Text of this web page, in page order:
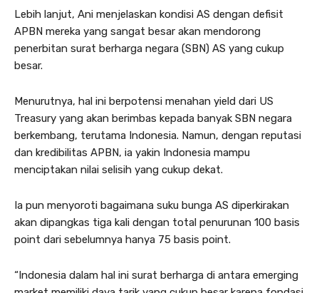
Lebih lanjut, Ani menjelaskan kondisi AS dengan defisit
APBN mereka yang sangat besar akan mendorong
penerbitan surat berharga negara (SBN) AS yang cukup
besar.
Menurutnya, hal ini berpotensi menahan yield dari US
Treasury yang akan berimbas kepada banyak SBN negara
berkembang, terutama Indonesia. Namun, dengan reputasi
dan kredibilitas APBN, ia yakin Indonesia mampu
menciptakan nilai selisih yang cukup dekat.
Ia pun menyoroti bagaimana suku bunga AS diperkirakan
akan dipangkas tiga kali dengan total penurunan 100 basis
point dari sebelumnya hanya 75 basis point.
“Indonesia dalam hal ini surat berharga di antara emerging